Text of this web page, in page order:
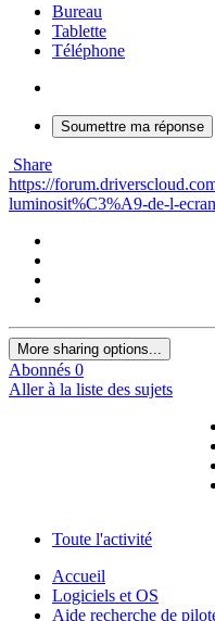
Bureau
Tablette
Téléphone
Soumettre ma réponse
Share
https://
luminosit%C3%A9-de-l-
More sharing options...
Abonnés 0
Aller à la liste des sujets
Toute l'activité
Accueil
Logiciels et OS
Aide recherche de